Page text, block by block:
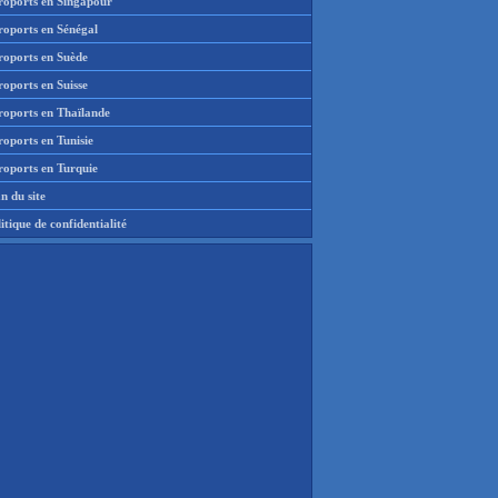
en Sénégal
en Suède
en Suisse
en Thaïlande
en Tunisie
en Turquie
du site
de confidentialité